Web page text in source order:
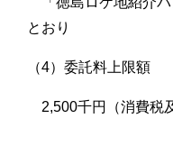
とおり
（4）委託料上限額
2,500千円（消費税